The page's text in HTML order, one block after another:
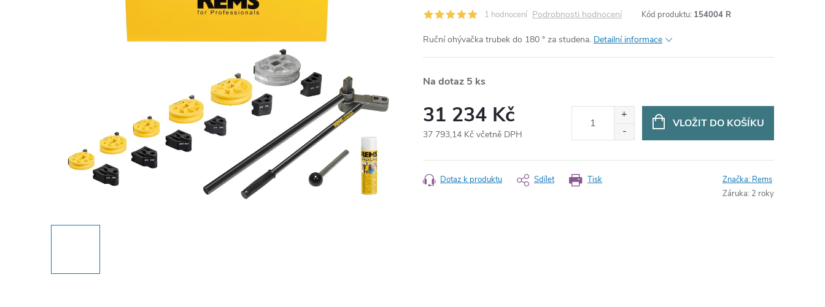
1 hodnocení Podrobnosti hodnocení Kód produktu: 154004 R
Ruční ohývačka trubek do 180 ° za studena. Detailní informace
Na dotaz 5 ks
31 234 Kč
37 793,14 Kč včetně DPH
cena:
VLOŽIT DO KOŠÍKU
Tisk
Dotaz k produktu Sdílet Značka: Rems
Záruka: 2 roky